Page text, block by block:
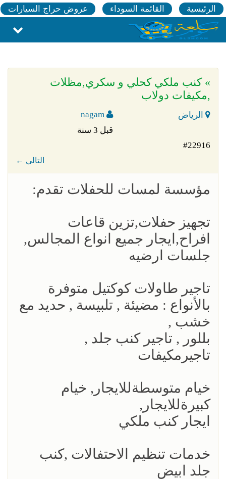
الرئيسية القائمة السوداء عروض حراج السيارات
» كنب ملكي كحلي و سكري,مظلات
,مكيفات دولاب
الرياض
قبل 3 سنة
#22916
← التالي
مؤسسة لمسات للحفلات تقدم:
تجهيز حفلات,تزين قاعات
افراح,ايجار جميع انواع المجالس,
جلسات ارضيه
تاجير طاولات كوكتيل متوفرة
بالأنواع : مضيئة , تلبيسة , حديد مع
خشب ,
بللور , تاجير كنب جلد ,
تاجيرمكيفات
خيام متوسطةللايجار, خيام
كبيرةللايجار,
ايجار كنب ملكي
خدمات تنظيم الاحتفالات ,كنب
جلد ابيض